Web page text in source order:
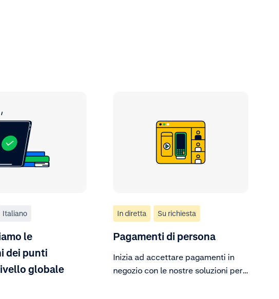
Italiano
le
dei punti
globale
In diretta Su richiesta
Pagamenti di persona
Inizia ad accettare pagamenti in
negozio con le nostre soluzioni per i